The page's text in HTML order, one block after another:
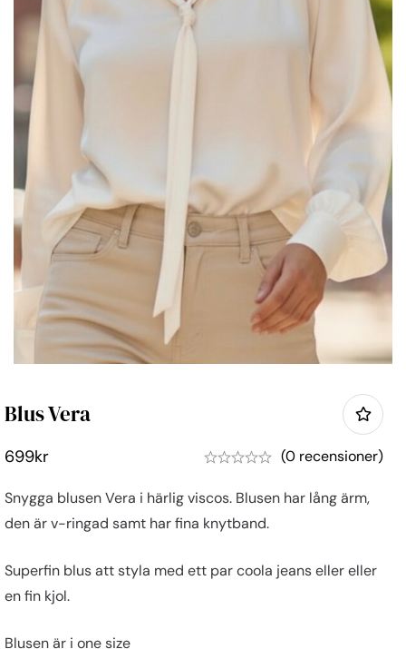
Blus Vera
699kr (0 recensioner)
Snygga blusen Vera i härlig viscos. Blusen har lång ärm,
den är v-ringad samt har fina knytband.
Superfin blus att styla med ett par coola jeans eller eller
en fin kjol.
Blusen är i one size